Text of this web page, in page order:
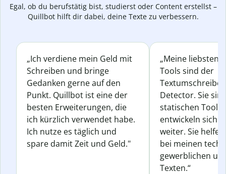
Egal, ob du berufstätig bist, studierst oder Content erstellst –
Quillbot hilft dir dabei, deine Texte zu verbessern.
„Ich verdiene mein Geld mit
Schreiben und bringe
Gedanken gerne auf den
Punkt. Quillbot ist eine der
besten Erweiterungen, die
ich kürzlich verwendet habe.
Ich nutze es täglich und
spare damit Zeit und Geld."
„Meine liebsten
Tools sind der
Detector. Sie
statischen
entwickeln sich
weiter. Sie
bei meinen
gewerblichen
Texten.“